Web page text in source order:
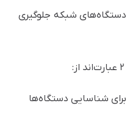
دستگاه‌های شبکه جلوگیری